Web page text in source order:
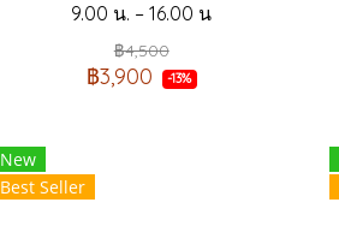
9.00 น. – 16.00 น
฿4,500
฿3,900 -13%
New
Best Seller